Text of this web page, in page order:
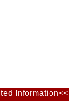
Information<<